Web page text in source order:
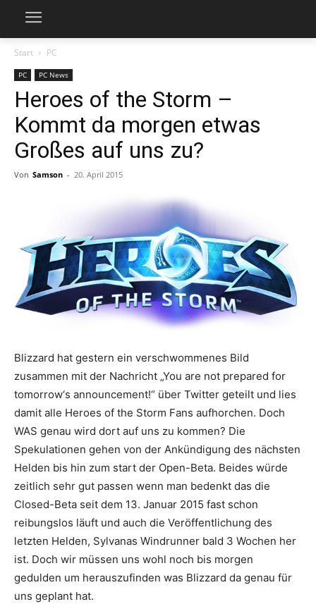
Start PC
PC PC News
Heroes of the Storm –
Kommt da morgen etwas
Großes auf uns zu?
Von Samson - 20. April 2015
Blizzard hat gestern ein verschwommenes Bild
zusammen mit der Nachricht „You are not prepared for
tomorrow‘s announcement!“ über Twitter geteilt und lies
damit alle Heroes of the Storm Fans aufhorchen. Doch
WAS genau wird dort auf uns zu kommen? Die
Spekulationen gehen von der Ankündigung des nächsten
Helden bis hin zum start der Open-Beta. Beides würde
zeitlich sehr gut passen wenn man bedenkt das die
Closed-Beta seit dem 13. Januar 2015 fast schon
reibungslos läuft und auch die Veröffentlichung des
letzten Helden, Sylvanas Windrunner bald 3 Wochen her
ist. Doch wir müssen uns wohl noch bis morgen
gedulden um herauszufinden was Blizzard da genau für
uns geplant hat.